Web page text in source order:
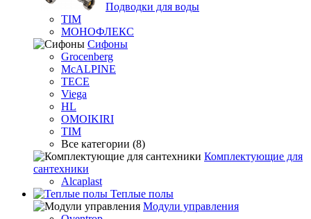
Подводки для воды
TIM
МОНОФЛЕКС
Сифоны
Grocenberg
McALPINE
TECE
Viega
HL
OMOIKIRI
TIM
Все категории (8)
Комплектующие для
сантехники
Alcaplast
Теплые полы
Модули управления